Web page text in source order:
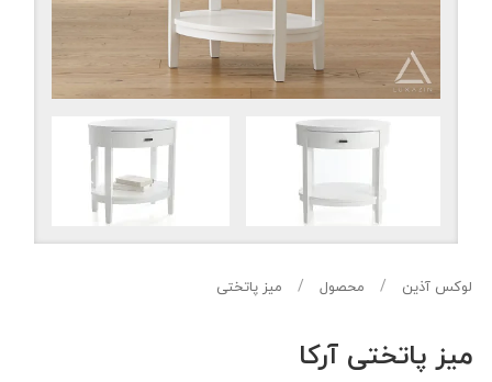
لوکس آذین محصول میز پاتختی
میز پاتختی آرکا